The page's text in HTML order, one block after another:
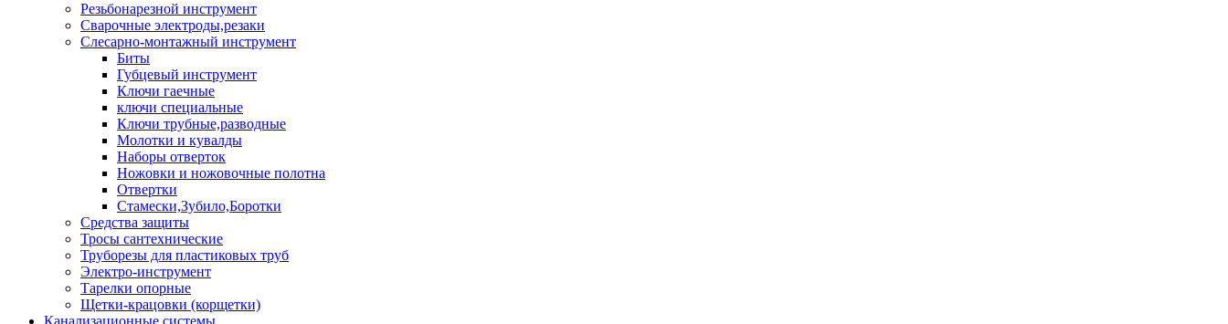
Резьбонарезной инструмент
Сварочные электроды,резаки
Слесарно-монтажный инструмент
Биты
Губцевый инструмент
Ключи гаечные
ключи специальные
Ключи трубные,разводные
Молотки и кувалды
Наборы отверток
Ножовки и ножовочные полотна
Отвертки
Стамески,Зубило,Боротки
Средства защиты
Тросы сантехнические
Труборезы для пластиковых труб
Электро-инструмент
Тарелки опорные
Щетки-крацовки (корщетки)
Канализационные системы